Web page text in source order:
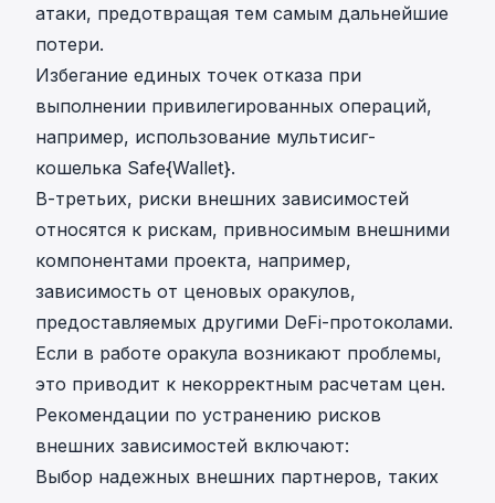
атаки, предотвращая тем самым дальнейшие
потери.
Избегание единых точек отказа при
выполнении привилегированных операций,
например, использование мультисиг-
кошелька Safe{Wallet}.
В-третьих, риски внешних зависимостей
относятся к рискам, привносимым внешними
компонентами проекта, например,
зависимость от ценовых оракулов,
предоставляемых другими DeFi-протоколами.
Если в работе оракула возникают проблемы,
это приводит к некорректным расчетам цен.
Рекомендации по устранению рисков
внешних зависимостей включают:
Выбор надежных внешних партнеров, таких